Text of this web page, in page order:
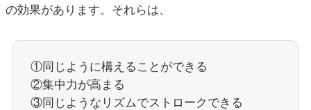
の効果があります。それらは、
①同じように構えることができる
②集中力が高まる
③同じようなリズムでストロークできる